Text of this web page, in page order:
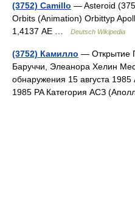
(3752) Camillo — Asteroid
Orbits (Animation) Orbittyp
1,4137 AE …
Deutsch Wikipedia
(3752) Камилло — Открытие
Баруччи, Элеанора Хелин
обнаружения 15 августа
1985 PA Категория АСЗ